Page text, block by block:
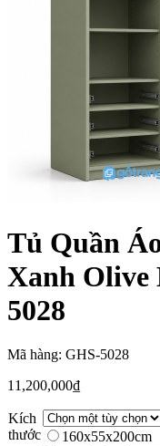
Tủ Quần
Xanh Olive
5028
Mã hàng: GHS-5028
11,200,000₫
Kích
thước
160x55x200cm